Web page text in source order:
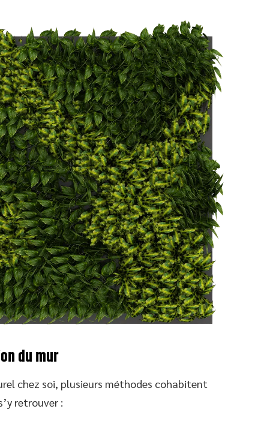
du mur
chez soi, plusieurs méthodes cohabitent
retrouver :